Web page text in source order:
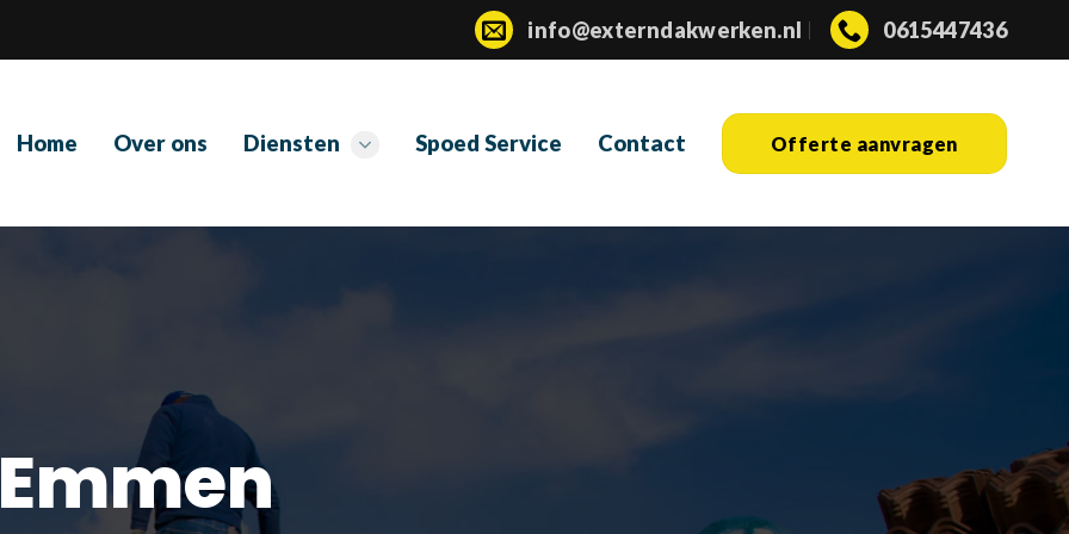
info@externdakwerken.nl 0615447436
Home Over ons Diensten Spoed Service Contact Offerte aanvragen